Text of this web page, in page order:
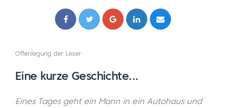
Offenlegung der Leser
Eine kurze Geschichte...
Eines Tages geht ein Mann in ein Autohaus und